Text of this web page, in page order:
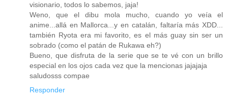
visionario, todos lo sabemos, jaja!
Weno, que el dibu mola mucho, cuando yo veía el
anime...allá en Mallorca...y en catalán, faltaría más XDD...
también Ryota era mi favorito, es el más guay sin ser un
sobrado (como el patán de Rukawa eh?)
Bueno, que disfruta de la serie que se te vé con un brillo
especial en los ojos cada vez que la mencionas jajajaja
saludosss compae
Responder